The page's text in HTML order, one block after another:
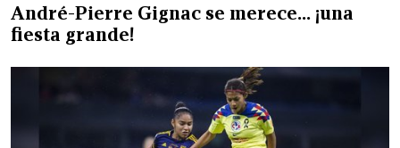
André-Pierre Gignac se merece… ¡una
fiesta grande!